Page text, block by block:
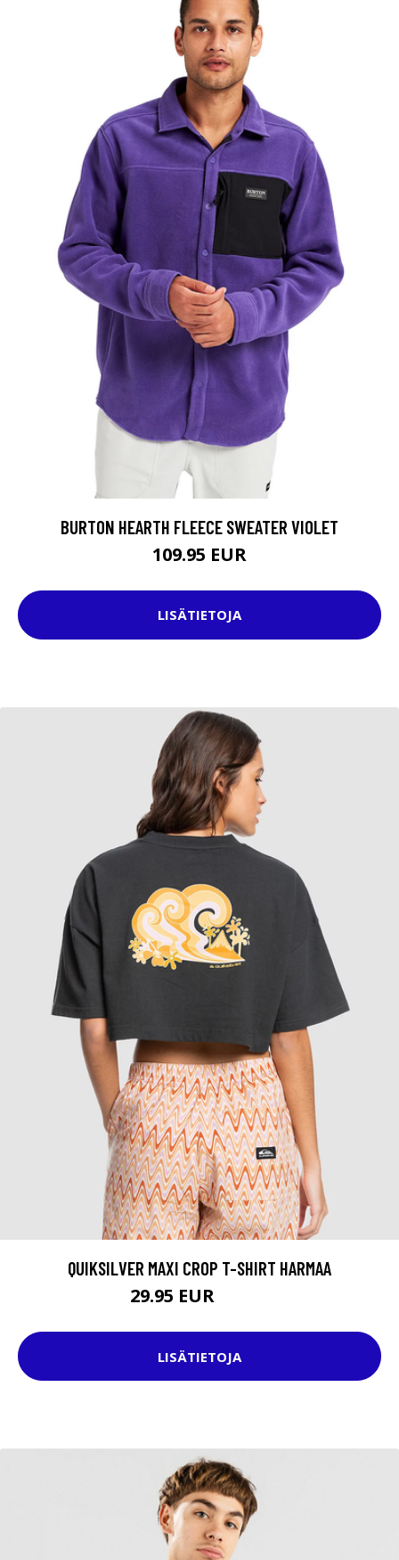
BURTON HEARTH FLEECE SWEATER VIOLET
109.95 EUR
LISÄTIETOJA
QUIKSILVER MAXI CROP T-SHIRT HARMAA
29.95 EUR
LISÄTIETOJA